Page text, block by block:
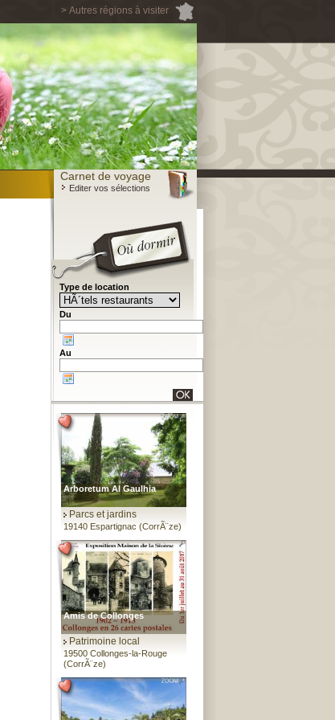
> Autres régions à visiter
Carnet de voyage
Editer vos sélections
Type de location
Du
Au
Arboretum Al Gaulhia
Parcs et jardins
19140 Espartignac (CorrÃ¨ze)
Amis de Collonges
Patrimoine local
19500 Collonges-la-Rouge
(CorrÃ¨ze)